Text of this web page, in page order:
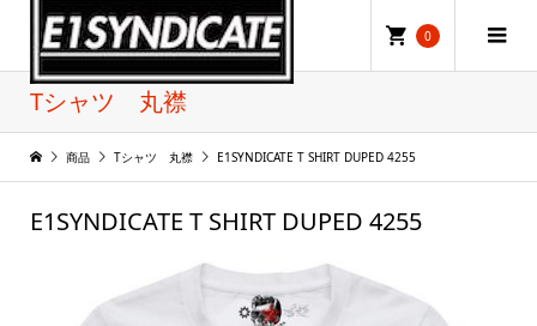
0
Tシャツ 丸襟
商品 Tシャツ 丸襟 E1SYNDICATE T SHIRT DUPED 4255
E1SYNDICATE T SHIRT DUPED 4255